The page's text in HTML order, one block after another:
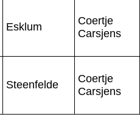
Esklum
Coertje
Carsjens
Steenfelde
Coertje
Carsjens